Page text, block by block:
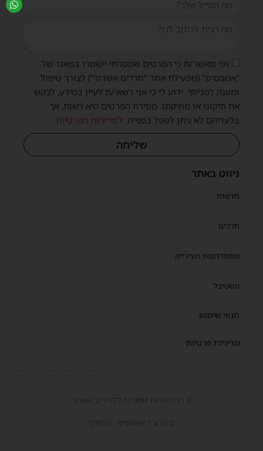
ניווט באתר
חדשות
חרדים
ממסדרונות העירייה
השטיבל
תנאי שימוש
מדיניות פרטיות
אני מאשר/ת כי הפרטים שמסרתי יישמרו במאגר של
"אמפסיס" (מפעילת אתר "חרדים אשדוד") לצורך טיפול
ומענה לפנייתי. ידוע לי כי אני רשאי/ת לעיין במידע, לבקש
את תיקונו או מחיקתו. מסירת הפרטים היא רשות, אך
בלעדיהם לא ניתן לטפל בפנייה. למדיניות הפרטיות.
שליחה
© כל הזכויות שמורות ל'חרדים אשדוד'
נבנה ע"י 'אמפסיס - פרסום'